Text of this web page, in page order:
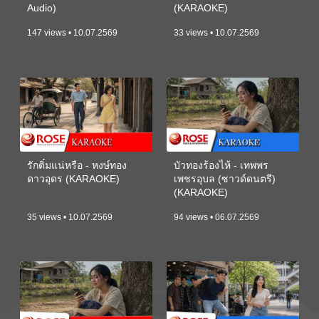
Audio)
147 views • 10.07.2569
(KARAOKE)
33 views • 10.07.2569
รักติ๋มแน่หรือ - หงษ์ทอง
ดาวอุดร (KARAOKE)
35 views • 10.07.2569
บัวทองร้องไห้ - เทพพร
เพชรอุบล (ซาวด์ดนตรี)
(KARAOKE)
94 views • 06.07.2569